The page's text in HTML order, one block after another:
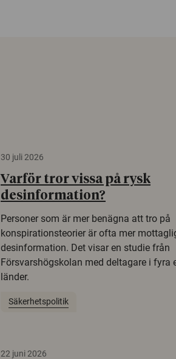
30 juli 2026
Varför tror vissa på rysk
desinformation?
Personer som är mer benägna att tro på
konspirationsteorier är ofta mer
desinformation. Det visar en studie från
Försvarshögskolan med deltagare i fyra
länder.
Säkerhetspolitik
22 juni 2026